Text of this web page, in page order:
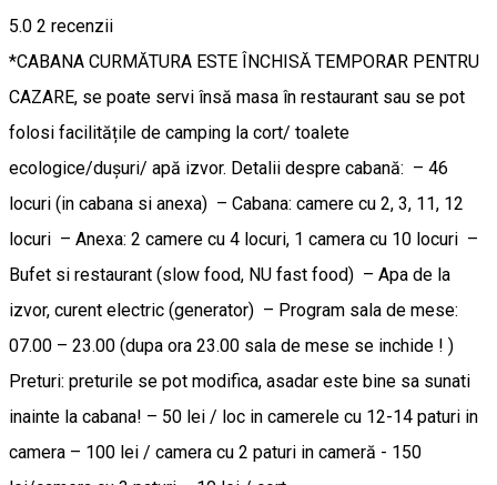
5.0 2 recenzii
*CABANA CURMĂTURA ESTE ÎNCHISĂ TEMPORAR PENTRU
CAZARE, se poate servi însă masa în restaurant sau se pot
folosi facilitățile de camping la cort/ toalete
ecologice/dușuri/ apă izvor. Detalii despre cabană: – 46
locuri (in cabana si anexa) – Cabana: camere cu 2, 3, 11, 12
locuri – Anexa: 2 camere cu 4 locuri, 1 camera cu 10 locuri –
Bufet si restaurant (slow food, NU fast food) – Apa de la
izvor, curent electric (generator) – Program sala de mese:
07.00 – 23.00 (dupa ora 23.00 sala de mese se inchide ! )
Preturi: preturile se pot modifica, asadar este bine sa sunati
inainte la cabana! – 50 lei / loc in camerele cu 12-14 paturi in
camera – 100 lei / camera cu 2 paturi in cameră - 150